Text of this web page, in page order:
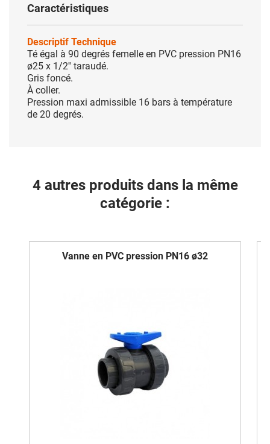
Caractéristiques
Descriptif Technique
Té égal à 90 degrés femelle en PVC pression PN16
ø25 x 1/2'' taraudé.
Gris foncé.
À coller.
Pression maxi admissible 16 bars à température
de 20 degrés.
4 autres produits dans la même
catégorie :
Vanne en PVC pression PN16 ø32